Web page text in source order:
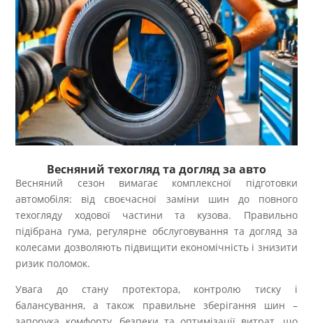
Весняний техогляд та догляд за авто
Весняний сезон вимагає комплексної підготовки
автомобіля: від своєчасної заміни шин до повного
техогляду ходової частини та кузова. Правильно
підібрана гума, регулярне обслуговування та догляд за
колесами дозволяють підвищити економічність і знизити
ризик поломок.
Увага до стану протектора, контролю тиску і
балансування, а також правильне зберігання шин –